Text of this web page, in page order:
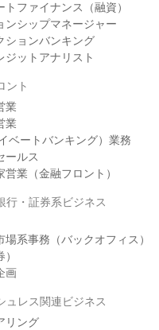
トファイナンス（融資）
ンシップマネージャー
ションバンキング
ジットアナリスト
ント
業
業
ベートバンキング）業務
ールス
営業（金融フロント）
行・証券系ビジネス
場系事務（バックオフィス）
画
ュレス関連ビジネス
リング